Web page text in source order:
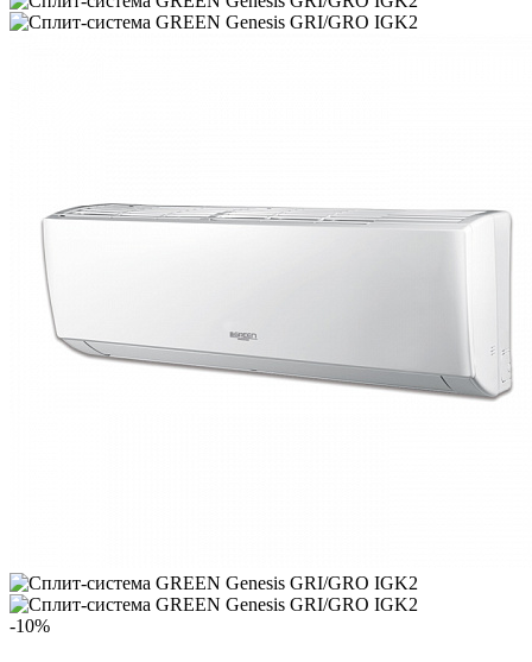
-10%